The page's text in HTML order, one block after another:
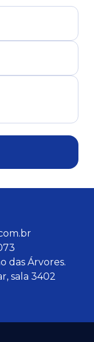
das Árvores.
sala 3402